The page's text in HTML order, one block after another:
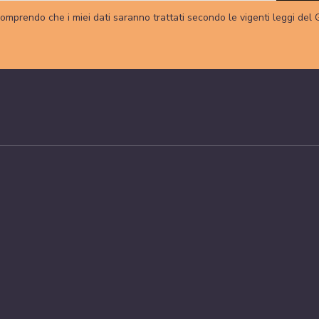
che i miei dati saranno trattati secondo le vigenti leggi del